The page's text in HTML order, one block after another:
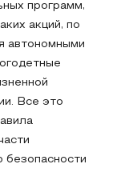
программ,
акций, по
автономными
Все это
безопасности